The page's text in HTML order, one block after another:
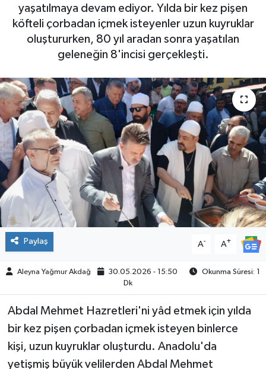
yaşatılmaya devam ediyor. Yılda bir kez pişen
köfteli çorbadan içmek isteyenler uzun kuyruklar
oluştururken, 80 yıl aradan sonra yaşatılan
geleneğin 8'incisi gerçekleşti.
Paylaş A- A+
Aleyna Yağmur Akdağ 30.05.2026 - 15:50
Okunma Süresi: 1
Dk
Abdal Mehmet Hazretleri'ni yâd etmek için yılda
bir kez pişen çorbadan içmek isteyen binlerce
kişi, uzun kuyruklar oluşturdu. Anadolu'da
yetişmiş büyük velilerden Abdal Mehmet
SİYASET
YAŞAM
Son Dakika Haberleri
Haber Arşivi